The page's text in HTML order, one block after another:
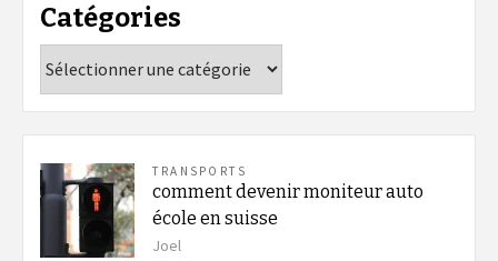
Catégories
TRANSPORTS
comment devenir moniteur auto
école en suisse
Joel